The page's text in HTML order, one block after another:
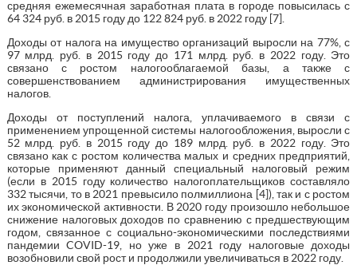
средняя ежемесячная заработная плата в городе повысилась с
64 324 руб. в 2015 году до 122 824 руб. в 2022 году [7].
Доходы от налога на имущество организаций выросли на 77%, с
97 млрд. руб. в 2015 году до 171 млрд. руб. в 2022 году. Это
связано с ростом налогооблагаемой базы, а также с
совершенствованием администрирования имущественных
налогов.
Доходы от поступлений налога, уплачиваемого в связи с
применением упрощенной системы налогообложения, выросли с
52 млрд. руб. в 2015 году до 189 млрд. руб. в 2022 году. Это
связано как с ростом количества малых и средних предприятий,
которые применяют данный специальный налоговый режим
(если в 2015 году количество налогоплательщиков составляло
332 тысячи, то в 2021 превысило полмиллиона [4]), так и с ростом
их экономической активности. В 2020 году произошло небольшое
снижение налоговых доходов по сравнению с предшествующим
годом, связанное с социально-экономическими последствиями
пандемии COVID-19, но уже в 2021 году налоговые доходы
возобновили свой рост и продолжили увеличиваться в 2022 году.